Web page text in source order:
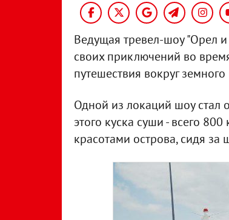
Ведущая тревел-шоу "Орел
своих приключений во
путешествия вокруг
Одной из локаций шоу стал
этого куска суши - всего
красотами острова, сидя за